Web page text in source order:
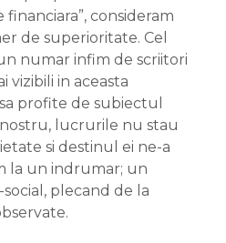
consideram
de superioritate. Cel
numar infim de scriitori
vizibili in aceasta
profite de subiectul
lucrurile nu stau
si destinul ei ne-a
la un indrumar; un
plecand de la